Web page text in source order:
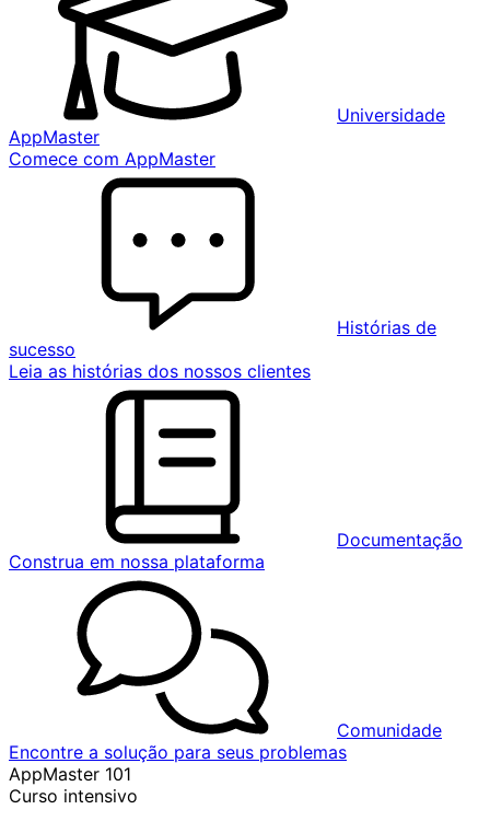
Universidade
AppMaster
Comece com AppMaster
Histórias de
sucesso
Leia as histórias dos nossos clientes
Documentação
Construa em nossa plataforma
Comunidade
Encontre a solução para seus problemas
AppMaster 101
Curso intensivo